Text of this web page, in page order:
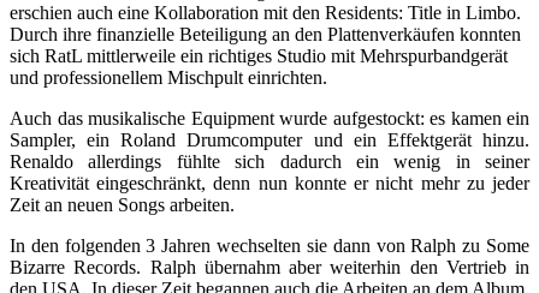
erschien auch eine Kollaboration mit den Residents: Title in Limbo.
Durch ihre finanzielle Beteiligung an den Plattenverkäufen konnten
sich RatL mittlerweile ein richtiges Studio mit Mehrspurbandgerät
und professionellem Mischpult einrichten.
Auch das musikalische Equipment wurde aufgestockt: es kamen ein
Sampler, ein Roland Drumcomputer und ein Effektgerät hinzu.
Renaldo allerdings fühlte sich dadurch ein wenig in seiner
Kreativität eingeschränkt, denn nun konnte er nicht mehr zu jeder
Zeit an neuen Songs arbeiten.
In den folgenden 3 Jahren wechselten sie dann von Ralph zu Some
Bizarre Records. Ralph übernahm aber weiterhin den Vertrieb in
den USA. In dieser Zeit begannen auch die Arbeiten an dem Album,